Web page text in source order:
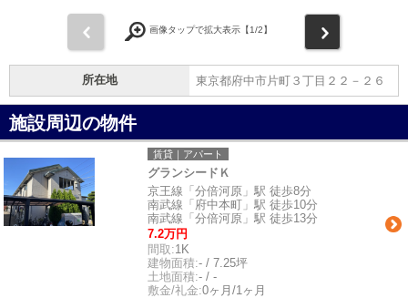
画像タップで拡大表示【1/2】
所在地 東京都府中市片町３丁目２２－２６
施設周辺の物件
賃貸｜アパート
グランシードＫ
京王線「分倍河原」駅 徒歩8分
南武線「府中本町」駅 徒歩10分
南武線「分倍河原」駅 徒歩13分
7.2万円
間取:1K
建物面積:- / 7.25坪
土地面積:- / -
敷金/礼金:0ヶ月/1ヶ月